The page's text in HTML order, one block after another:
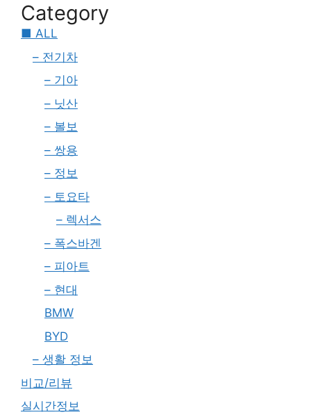
Category
■ ALL
– 전기차
– 기아
– 닛산
– 볼보
– 쌍용
– 정보
– 토요타
– 렉서스
– 폭스바겐
– 피아트
– 현대
BMW
BYD
– 생활 정보
비교/리뷰
실시간정보